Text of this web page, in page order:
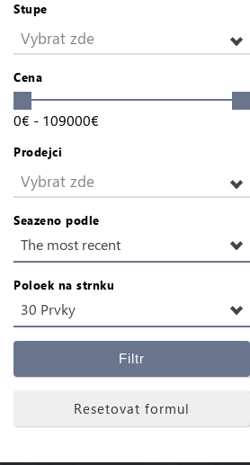
Stupe
Vybrat zde
Cena
0€ - 109000€
Prodejci
Vybrat zde
Seazeno podle
The most recent
Poloek na strnku
30 Prvky
Filtr
Resetovat formul